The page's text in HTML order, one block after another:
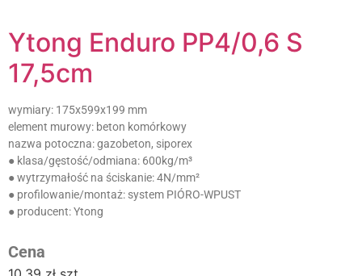
Ytong Enduro PP4/0,6 S
17,5cm
wymiary: 175x599x199 mm
element murowy: beton komórkowy
nazwa potoczna:gazobeton, siporex
● klasa/gęstość/odmiana: 600kg/m³
● wytrzymałość na ściskanie:4N/mm²
● profilowanie/montaż: system PIÓRO-WPUST
● producent:Ytong
Cena